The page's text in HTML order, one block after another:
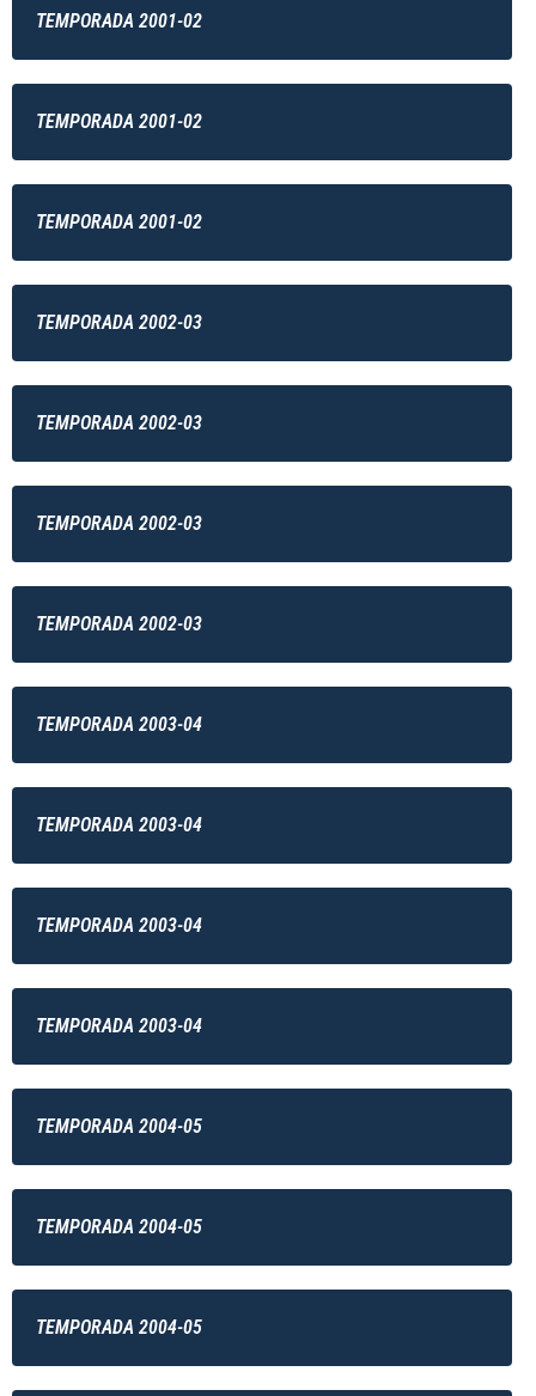
TEMPORADA 2001-02
TEMPORADA 2001-02
TEMPORADA 2001-02
TEMPORADA 2002-03
TEMPORADA 2002-03
TEMPORADA 2002-03
TEMPORADA 2002-03
TEMPORADA 2003-04
TEMPORADA 2003-04
TEMPORADA 2003-04
TEMPORADA 2003-04
TEMPORADA 2004-05
TEMPORADA 2004-05
TEMPORADA 2004-05